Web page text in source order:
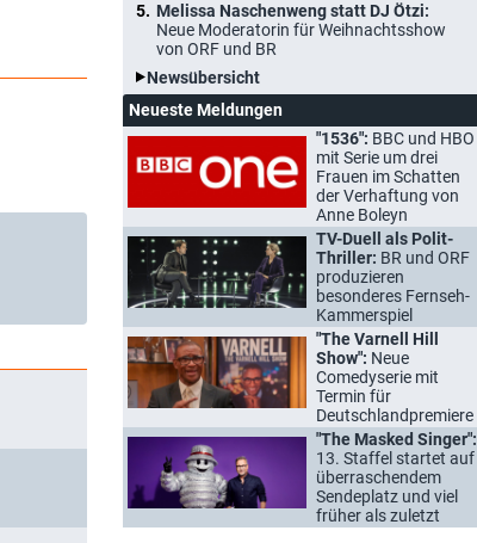
Melissa Naschenweng statt DJ Ötzi:
Neue Moderatorin für Weihnachtsshow
von ORF und BR
Newsübersicht
Neueste Meldungen
"1536": BBC und HBO
mit Serie um drei
Frauen im Schatten
der Verhaftung von
Anne Boleyn
TV-Duell als Polit-
Thriller: BR und ORF
produzieren
besonderes Fernseh-
Kammerspiel
"The Varnell Hill
Show": Neue
Comedyserie mit
Termin für
Deutschlandpremiere
"The Masked Singer":
13. Staffel startet auf
überraschendem
Sendeplatz und viel
früher als zuletzt